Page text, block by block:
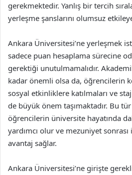
gerekmektedir. Yanlış bir tercih
yerleşme şanslarını olumsuz
Ankara Üniversitesi’ne yerleşmek
sadece puan hesaplama sürecine
gerektiği unutulmamalıdır.
kadar önemli olsa da, öğrencilerin
sosyal etkinliklere katılmaları ve
de büyük önem taşımaktadır. Bu
öğrencilerin üniversite hayatında
yardımcı olur ve mezuniyet
avantaj sağlar.
Ankara Üniversitesi’ne girişte